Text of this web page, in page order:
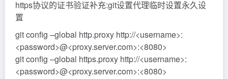
https协议的证书验证补充:git设置代理临时设置永久设
置
git config –global http.proxy http://<username>:
<password>@<proxy.server.com>:<8080>
git config –global https.proxy http://<username>:
<password>@<proxy.server.com>:<8080>